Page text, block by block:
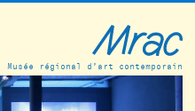
Musée régional d’art contemporain